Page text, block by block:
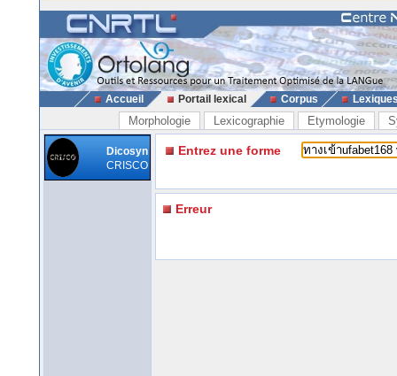
Accueil Portail lexical Corpus
Morphologie Lexicographie Etymologie
Dicosyn
CRISCO
Entrez une forme
Erreur